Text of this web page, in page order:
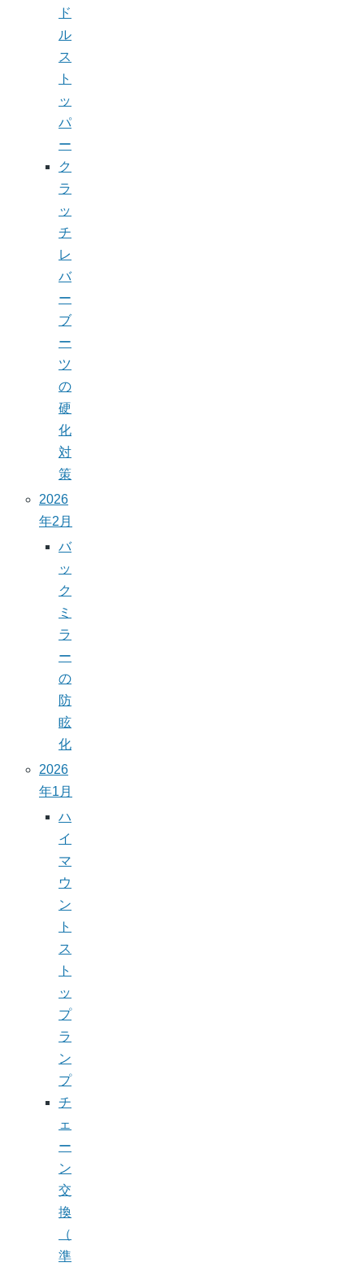
ド
ル
ス
ト
ッ
パ
ー
ク
ラ
ッ
チ
レ
バ
ー
ブ
ー
ツ
の
硬
化
対
策
2026
年2月
バ
ッ
ク
ミ
ラ
ー
の
防
眩
化
2026
年1月
ハ
イ
マ
ウ
ン
ト
ス
ト
ッ
プ
ラ
ン
プ
チ
ェ
ー
ン
交
換
（
準